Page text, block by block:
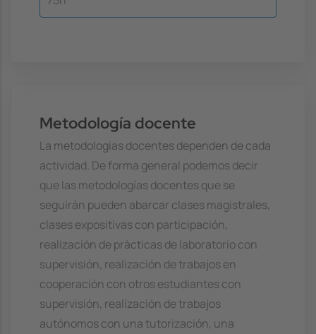
Metodología docente
La metodologias docentes dependen de cada
actividad. De forma general podemos decir
que las metodologías docentes que se
seguirán pueden abarcar clases magistrales,
clases expositivas con participación,
realización de pràcticas de laboratorio con
supervisión, realización de trabajos en
cooperación con otros estudiantes con
supervisión, realización de trabajos
autónomos con una tutorización, una